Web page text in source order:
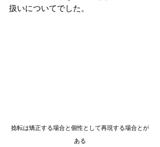
扱いについてでした。
捻転は矯正する場合と個性として再現する場合とが
ある